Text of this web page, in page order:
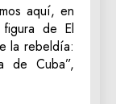
aquí, en
de El
la rebeldía:
de Cuba”,